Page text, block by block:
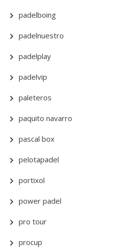
padelboing
padelnuestro
padelplay
padelvip
paleteros
paquito navarro
pascal box
pelotapadel
portixol
power padel
pro tour
procup